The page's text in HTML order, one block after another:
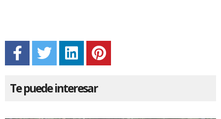
Te puede interesar